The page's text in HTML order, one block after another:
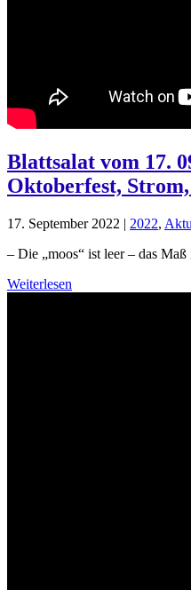
Blattsalat vom 17.
Oktoberfest,
17. September 2022 | 2022,
– Die „moos“ ist leer – das
Weiterlesen